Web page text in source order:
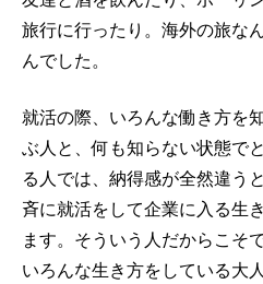
旅行に行ったり。海外の旅な
んでした。
就活の際、いろんな働き方を
ぶ人と、何も知らない状態で
る人では、納得感が全然違う
斉に就活をして企業に入る生
ます。そういう人だからこそ
いろんな生き方をしている大